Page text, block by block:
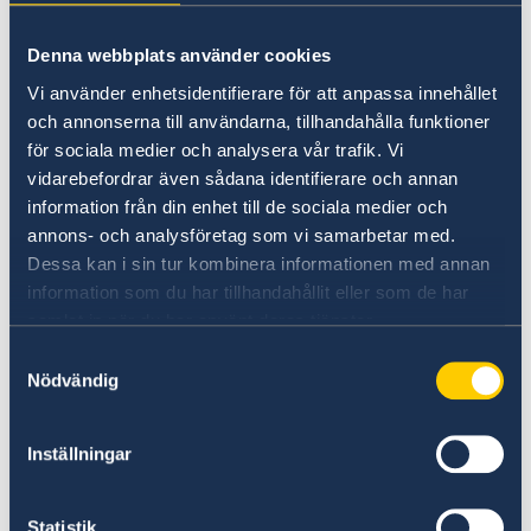
Denna webbplats använder cookies
Vi använder enhetsidentifierare för att anpassa innehållet
och annonserna till användarna, tillhandahålla funktioner
för sociala medier och analysera vår trafik. Vi
vidarebefordrar även sådana identifierare och annan
information från din enhet till de sociala medier och
annons- och analysföretag som vi samarbetar med.
Dessa kan i sin tur kombinera informationen med annan
information som du har tillhandahållit eller som de har
samlat in när du har använt deras tjänster.
Nödvändig
Inställningar
Onsdag 09.00 - 11.00
Telefonväxeln för allmänna frågor och
kontakt med ambassaden
(02 417 8800)(ej migrationsfrågor)
Måndag–fredag: 11.00–12.00
För frågor om visering till Sverige (Schengen
visering)
Vänligen kontakta VFS Global Call Center +971
(0) 4 2055859
viseringar vänligen kontakta Sveriges